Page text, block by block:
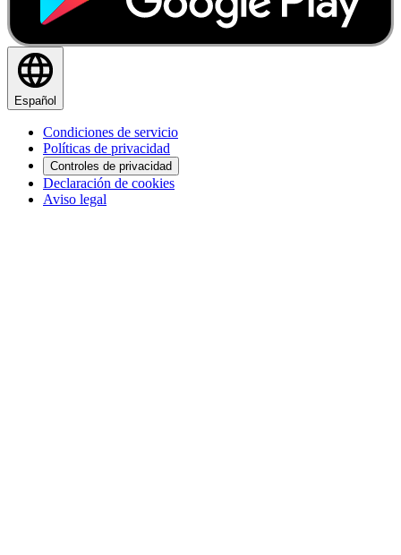
Español
Condiciones de servicio
Políticas de privacidad
Controles de privacidad
Declaración de cookies
Aviso legal